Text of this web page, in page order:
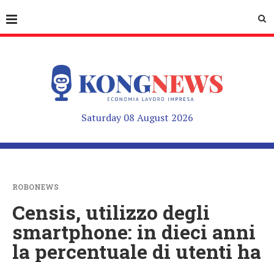
Saturday 08 August 2026
ROBONEWS
Censis, utilizzo degli
smartphone: in dieci anni
la percentuale di utenti ha